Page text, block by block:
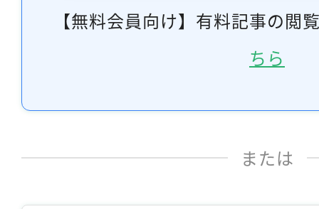
【無料会員向け】有料記事の閲
ちら
または